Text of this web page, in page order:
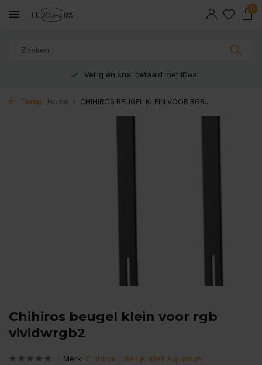
0
Veilig en snel betaald met iDeal
Terug Home CHIHIROS BEUGEL KLEIN VOOR RGB...
Chihiros beugel klein voor rgb
vividwrgb2
Merk: Chihiros Bekijk alles Aquarium